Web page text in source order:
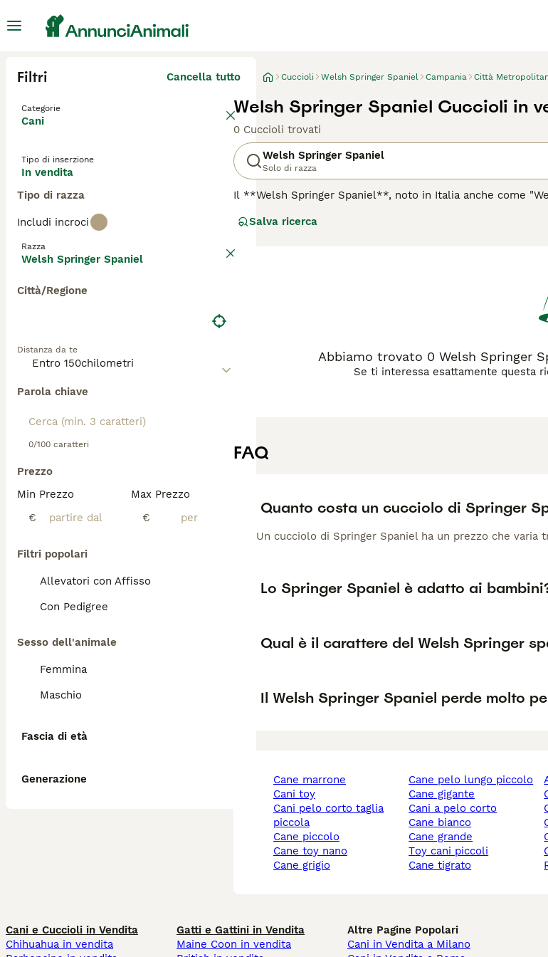
Filtri Cancella tutto
Categorie
Cani
Tipo di inserzione
In vendita
Tipo di razza
Includi incroci
Razza
Welsh Springer Spaniel
Città/Regione
Distanza da te
Parola chiave
0/100 caratteri
Prezzo
Min Prezzo
€
Max Prezzo
€
Filtri popolari
Allevatori con Affisso
Con Pedigree
Sesso dell'animale
Femmina
Maschio
Fascia di età
Generazione
Cuccioli Welsh Springer Spaniel Campania Città
Welsh Springer Spaniel Cuccioli in
0 Cuccioli trovati
Welsh Springer Spaniel
Solo di razza
Il **Welsh Springer Spaniel**, noto in Italia anche come
pendenti e un mantello setoso e leggermente ondulato,
quotidiano e stimolazione mentale. Si distingue per la sua
talvolta una certa sensibilità e bisogno di compagnia.
del pelo e attenzione alla salute delle orecchie, poiché
anche per l'addestramento e le attività sportive. Parole
taglia e temperamento", "cure Welsh Springer Spaniel",
Salva ricerca
Abbiamo trovato 0 Welsh Springer
Se ti interessa esattamente questa
FAQ
Quanto costa un cucciolo di Springer
Un cucciolo di Springer Spaniel ha un prezzo che varia
Lo Springer Spaniel è adatto ai
Qual è il carattere del Welsh Springer
Il Welsh Springer Spaniel perde molto
cane marrone
cani toy
cani pelo corto taglia
piccola
cane piccolo
cane toy nano
cane grigio
cane pelo lungo piccolo
cane gigante
cani a pelo corto
cane bianco
cane grande
toy cani piccoli
cane tigrato
Cani e Cuccioli in Vendita
Chihuahua in vendita
Gatti e Gattini in Vendita
Maine Coon in vendita
Altre Pagine Popolari
Cani in Vendita a Milano